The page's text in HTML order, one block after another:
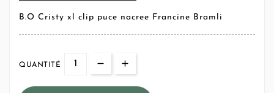
B.O Cristy xl clip puce nacree Francine Bramli
QUANTITÉ